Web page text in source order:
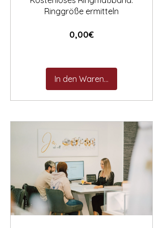
Ringgröße ermitteln
0,00€Preis
In den Warenkorb